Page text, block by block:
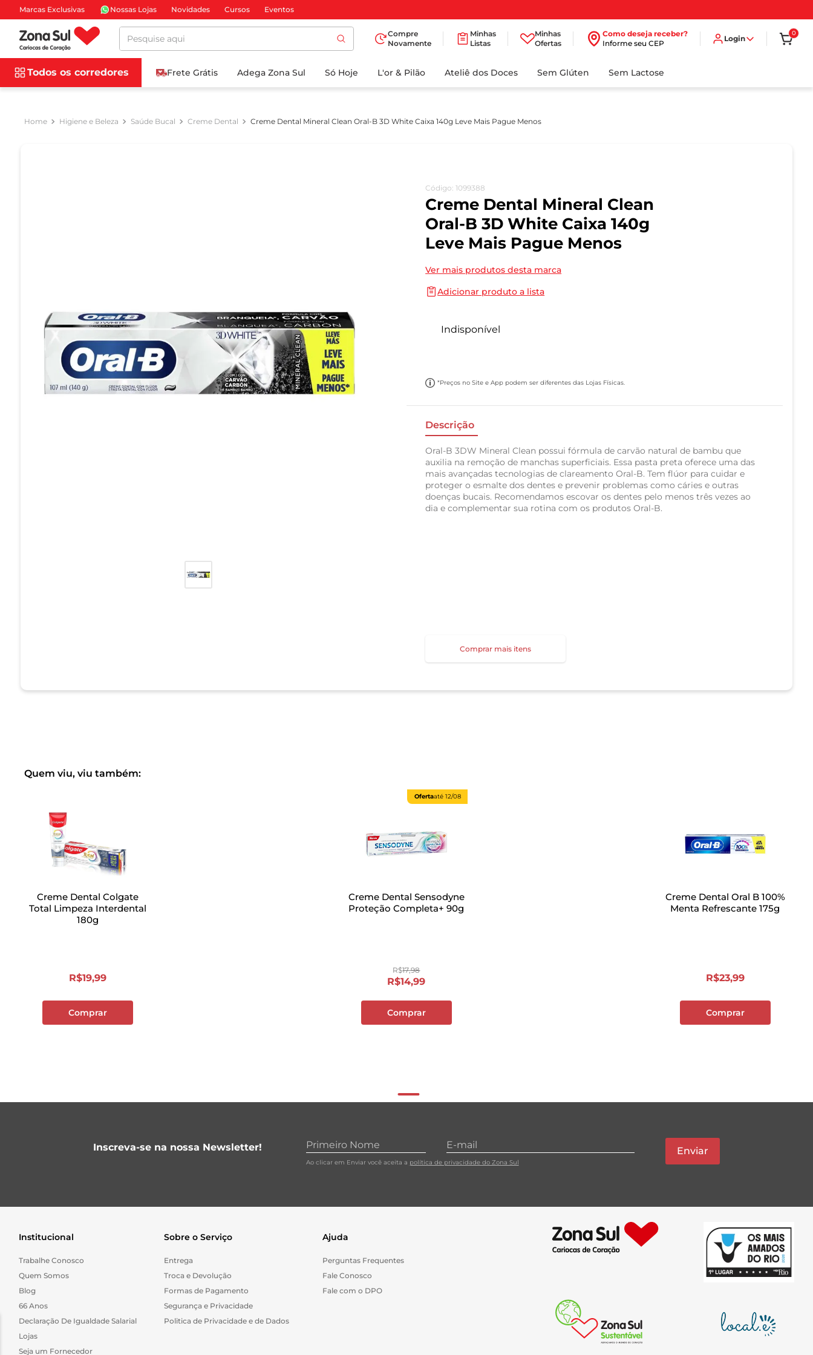
Marcas Exclusivas Nossas Lojas Novidades Cursos Eventos
Pesquise aqui
Compre
Novamente
Minhas
Listas
Minhas
Ofertas
Como deseja receber?
Informe seu CEP
Login
0
Todos os corredores Frete Grátis Adega Zona Sul Só Hoje L'or & Pilão Ateliê dos Doces Sem Glúten Sem Lactose
Higiene e Beleza Saúde Bucal Creme Dental Creme Dental Mineral Clean Oral-B 3D White Caixa 140g Leve Mais Pague Menos
Código: 1099388
Creme Dental Mineral Clean
Oral-B 3D White Caixa 140g
Leve Mais Pague Menos
Ver mais produtos desta marca
Adicionar produto a lista
Indisponível
*Preços no Site e App podem ser diferentes das Lojas Físicas.
Descrição
Oral-B 3DW Mineral Clean possui fórmula de carvão natural de bambu que
auxilia na remoção de manchas superficiais. Essa pasta preta oferece uma das
mais avançadas tecnologias de clareamento Oral-B. Tem flúor para cuidar e
proteger o esmalte dos dentes e prevenir problemas como cáries e outras
doenças bucais. Recomendamos escovar os dentes pelo menos três vezes ao
dia e complementar sua rotina com os produtos Oral-B.
Comprar mais itens
Quem viu, viu também:
Creme Dental Colgate
Total Limpeza Interdental
180g
R$19,99
Comprar
Ofertaaté 12/08
Creme Dental Sensodyne
Proteção Completa+ 90g
R$17,98
R$14,99
Comprar
Creme Dental Oral B 100%
Menta Refrescante 175g
R$23,99
Comprar
Inscreva-se na nossa Newsletter!
Ao clicar em Enviar você aceita a política de privacidade do Zona Sul
Enviar
Institucional
Trabalhe Conosco
Quem Somos
Blog
66 Anos
Declaração De Igualdade Salarial
Lojas
Seja um Fornecedor
Sobre o Serviço
Entrega
Troca e Devolução
Formas de Pagamento
Segurança e Privacidade
Politica de Privacidade e de Dados
Ajuda
Perguntas Frequentes
Fale Conosco
Fale com o DPO
BUSCADOS